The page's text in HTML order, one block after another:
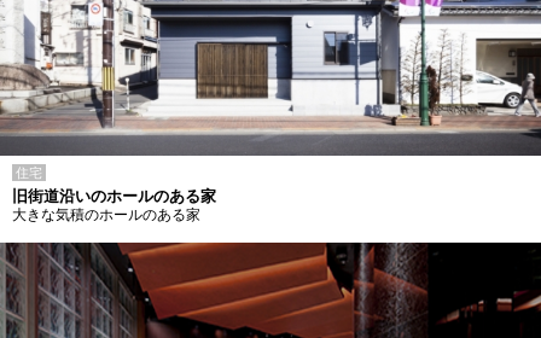
住宅
旧街道沿いのホールのある家
大きな気積のホールのある家